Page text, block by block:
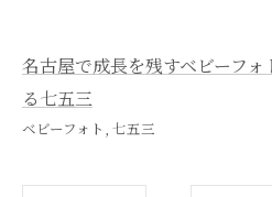
名古屋で成長を残すベビーフォ
る七五三
ベビーフォト 七五三